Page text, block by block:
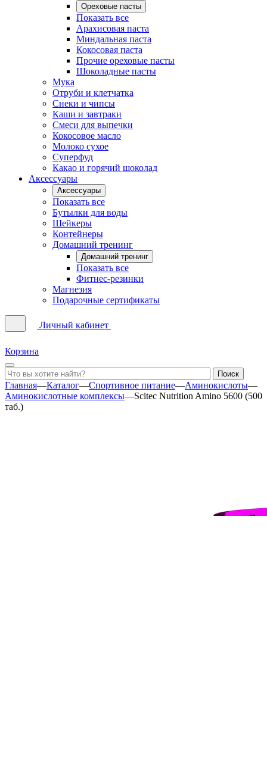
Ореховые пасты
Показать все
Арахисовая паста
Миндальная паста
Кокосовая паста
Прочие ореховые пасты
Шоколадные пасты
Мука
Отруби и клетчатка
Снеки и чипсы
Каши и завтраки
Смеси для выпечки
Кокосовое масло
Молоко сухое
Суперфуд
Какао и горячий шоколад
Аксессуары
Аксессуары
Показать все
Бутылки для воды
Шейкеры
Контейнеры
Домашний тренинг
Домашний тренинг
Показать все
Фитнес-резинки
Магнезия
Подарочные сертификаты
Личный кабинет
Корзина
Главная—Каталог—Спортивное питание—Аминокислоты—
Аминокислотные комплексы—Scitec Nutrition Amino 5600 (500
таб.)